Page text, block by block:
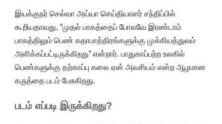
இயக்குநர் செல்வா அய்யா செய்தியாளர் சந்திப்பில்
கூறியதாவது, “முதல் பாகத்தைப் போலவே இரண்டாம்
பாகத்திலும் பெண் கதாபாத்திரங்களுக்கு முக்கியத்துவம்
அளிக்கப்பட்டிருக்கிறது” என்றார். பாதுகாப்பற்ற உலகில்
பெண்களுக்கு தற்காப்பு கலை ஏன் அவசியம் என்ற ஆழமான
கருத்தை படம் பேசுகிறது.
படம் எப்படி இருக்கிறது?